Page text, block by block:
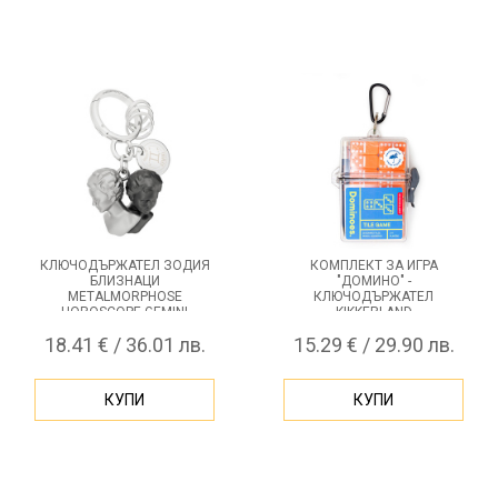
КЛЮЧОДЪРЖАТЕЛ ЗОДИЯ
БЛИЗНАЦИ
METALMORPHOSE
HOROSCOPE GEMINI
18.41 € / 36.01 лв.
КУПИ
КОМПЛЕКТ ЗА ИГРА
"ДОМИНО" -
КЛЮЧОДЪРЖАТЕЛ
KIKKERLAND
15.29 € / 29.90 лв.
КУПИ